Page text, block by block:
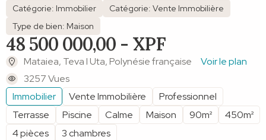
Catégorie: Immobilier
Catégorie: Vente Immobilière
Type de bien: Maison
48 500 000,00 - XPF
Mataiea, Teva I Uta, Polynésie française
Voir le plan
3257 Vues
Immobilier
Vente Immobilière
Professionnel
Terrasse
Piscine Calme Maison 90m²
450m²
4 pièces
3 chambres